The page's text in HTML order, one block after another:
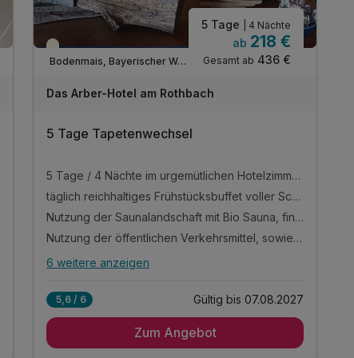
und Vorteilen an Ihrem Urlaubsort
1 x Wanderkarte der Umgebung für ausgiebige
Entdeckungstouren
Parken am Hotel (nach Verfügbarkeit)
WLAN-Nutzung
Teilweise ausgelastet
Bodenmais, Bayerischer Wald
5 Tage | 4 Nächte
ab 218 €
Gesamt ab 436 €
Das Arber-Hotel am Rothbach
5 Tage Tapetenwechsel
5 Tage / 4 Nächte im urgemütlichen Hotelzimmer mit Balkon oder Terrasse
täglich reichhaltiges Frühstücksbuffet voller Schmankerl und frischer Zutaten
Nutzung der Saunalandschaft mit Bio Sauna, finnischer Sauna, Infrarotkabine und Ruheraum
Nutzung der öffentlichen Verkehrsmittel, sowie kostenloser Transfer vom Bhf. Bodenmais
Alle Inklusivleistungen
mit Balkon oder Terrasse
täglich reichhaltiges Frühstücksbuffet voller
6 weitere anzeigen
5,6 / 6 Gültig bis 07.08.2027
Zum Angebot